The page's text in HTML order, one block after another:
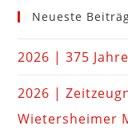
Neueste
2026 | 375
2026 |
Wietersheimer